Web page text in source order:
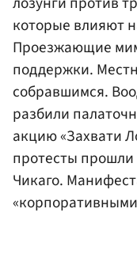
которые влияют
Проезжающие
поддержки.
собравшимся.
разбили
акцию «Захвати
протесты прошли
Чикаго.